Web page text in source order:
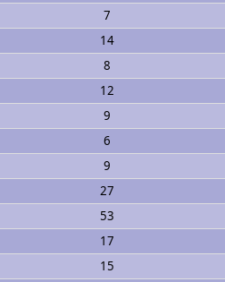
7
14
8
12
9
6
9
27
53
17
15